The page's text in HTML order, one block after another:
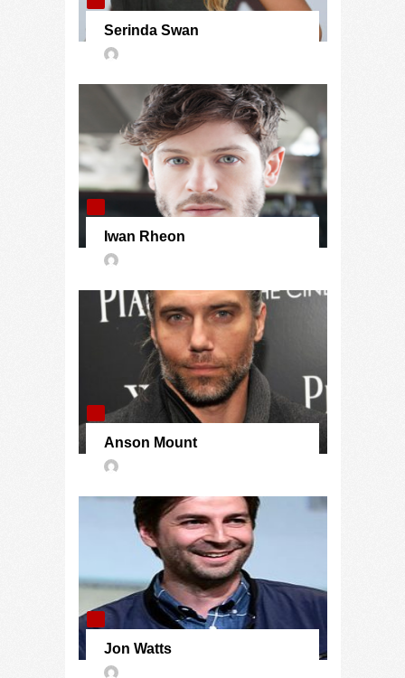
Serinda Swan
Iwan Rheon
Anson Mount
Jon Watts